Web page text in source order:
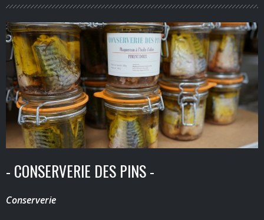
- CONSERVERIE DES PINS -
Conserverie